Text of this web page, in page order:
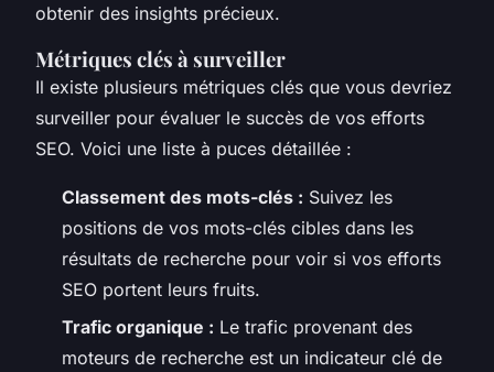
obtenir des insights précieux.
Métriques clés à surveiller
Il existe plusieurs métriques clés que vous devriez
surveiller pour évaluer le succès de vos efforts
SEO. Voici une liste à puces détaillée :
Classement des mots-clés : Suivez les
positions de vos mots-clés cibles dans les
résultats de recherche pour voir si vos efforts
SEO portent leurs fruits.
Trafic organique : Le trafic provenant des
moteurs de recherche est un indicateur clé de